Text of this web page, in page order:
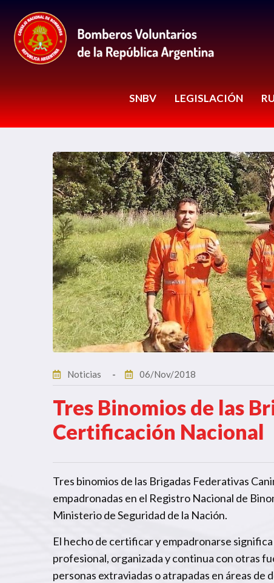
SNBV LEGISLACIÓN
Noticias 06/Nov/2018
Tres Binomios de las
Certificación Nacional
Tres binomios de las Brigadas Federativas
empadronadas en el Registro Nacional de
Ministerio de Seguridad de la Nación.
El hecho de certificar y empadronarse
profesional, organizada y continua con otras
personas extraviadas o atrapadas en áreas de